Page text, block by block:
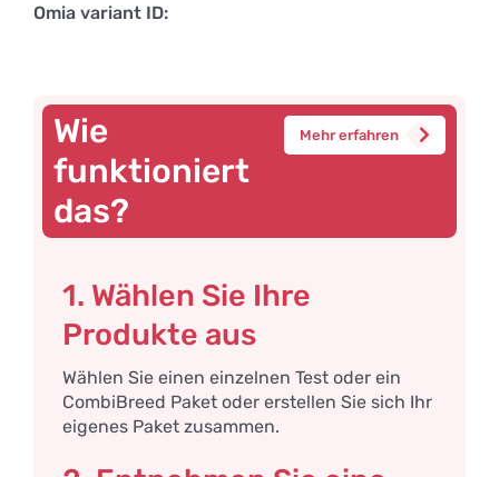
Omia variant ID:
Wie
funktioniert
das?
Mehr erfahren
1. Wählen Sie Ihre
Produkte aus
Wählen Sie einen einzelnen Test oder ein
CombiBreed Paket oder erstellen Sie sich Ihr
eigenes Paket zusammen.